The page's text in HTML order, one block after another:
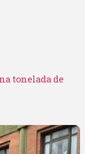
tonelada de